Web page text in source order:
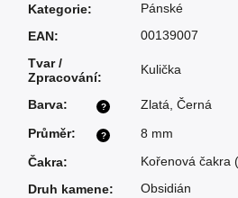
Kategorie:
Pánské
EAN:
00139007
Tvar /
Zpracování:
Kulička
?
Barva: Zlatá Černá
?
Průměr:
8 mm
Čakra:
Kořenová čakra
Druh kamene:
Obsidián